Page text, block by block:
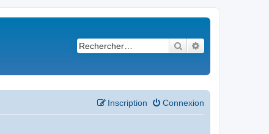
Rechercher
Connexion
Inscription